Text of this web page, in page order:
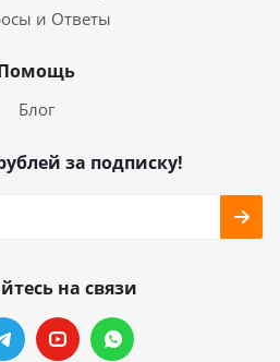
и Ответы
Блог
за подписку!
на связи